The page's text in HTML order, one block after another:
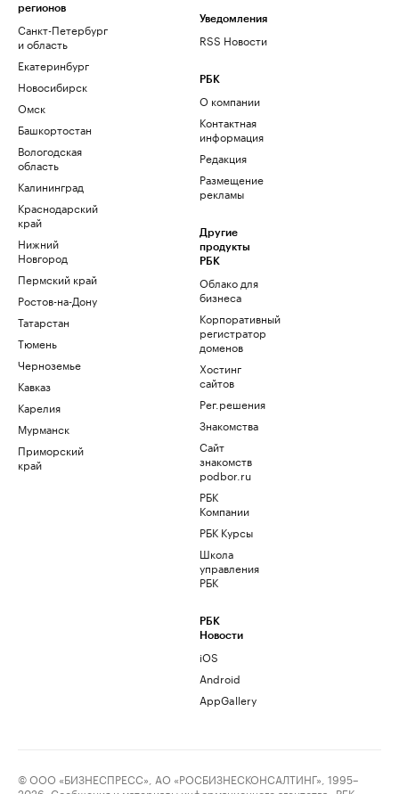
регионов
Санкт-Петербург
и область
Екатеринбург
Новосибирск
Омск
Башкортостан
Вологодская
область
Калининград
Краснодарский
край
Нижний
Новгород
Пермский край
Ростов-на-Дону
Татарстан
Тюмень
Черноземье
Кавказ
Карелия
Мурманск
Приморский
край
Уведомления
RSS Новости
РБК
О компании
Контактная
информация
Редакция
Размещение
рекламы
Другие
продукты
РБК
Облако для
бизнеса
Корпоративный
регистратор
доменов
Хостинг
сайтов
Рег.решения
Знакомства
Сайт
знакомств
podbor.ru
РБК
Компании
РБК Курсы
Школа
управления
РБК
РБК
Новости
iOS
Android
AppGallery
© ООО «БИЗНЕСПРЕСС», АО «РОСБИЗНЕСКОНСАЛТИНГ», 1995–